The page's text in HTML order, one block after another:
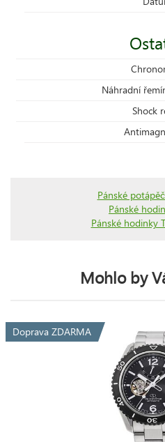
Náhradní
Shock
Pánské
Pánské
Pánské hodinky
Mohlo by
Doprava ZDARMA